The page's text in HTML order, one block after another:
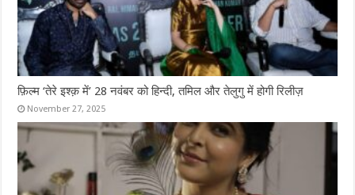
फ़िल्म ‘तेरे इश्क़ में’ 28 नवंबर को हिन्दी, तमिल और तेलुगु में होगी रिलीज़
November 27, 2025